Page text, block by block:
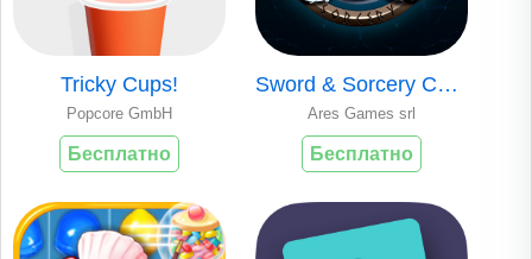
Tricky Cups!
Popcore GmbH
Бесплатно
Sword & Sorcery Companion App
Ares Games srl
Бесплатно